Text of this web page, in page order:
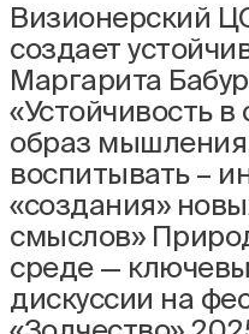
Визионерский
создает
Маргарита
«Устойчивость
образ
воспитывать –
«создания»
смыслов»
среде —
дискуссии на